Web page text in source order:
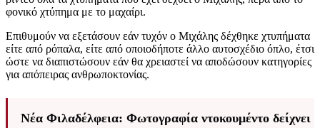
φονικό χτύπημα με το μαχαίρι.
Επιθυμούν να εξετάσουν εάν τυχόν ο Μιχάλης δέχθηκε χτυπήματα
είτε από ρόπαλα, είτε από οποιοδήποτε άλλο αυτοσχέδιο όπλο, έτσι
ώστε να διαπιστώσουν εάν θα χρειαστεί να αποδώσουν κατηγορίες
για απόπειρας ανθρωποκτονίας.
Νέα Φιλαδέλφεια: Φωτογραφία ντοκουμέντο δείχνει